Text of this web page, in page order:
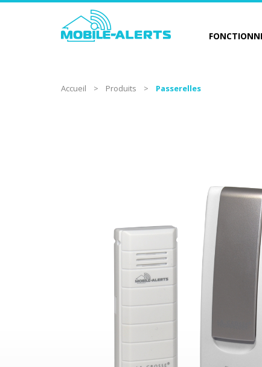
Accueil > Produits > Passerelles